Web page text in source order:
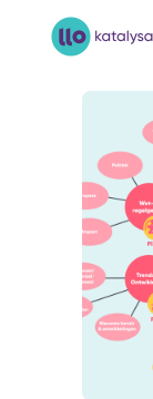
LLO-Katalysator